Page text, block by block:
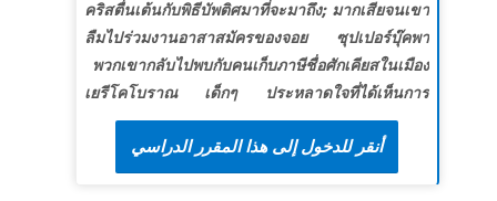
สุดยอดแห่งความจริง:พระเจ้าจะทรงสำแดงพระองค์
เองกับฉัน
สุดยอดพระวจนะ:พระเจ้าตรัสตอบโมเสสว่า “เรา
เป็นผู้ที่เราเป็น เจ้าจงบอกชาวอิสราเอลว่า ‘เราผู้เป็น
คริสตื่นเต้นกับพิธีบัพติศมาที่จะมาถึง; มากเสียจนเขา
ลืมไปร่วมงานอาสาสมัครของจอย ซุปเปอร์บุ๊คพา
พวกเขากลับไปพบกับคนเก็บภาษีชื่อศักเคียสในเมือง
เยรีโคโบราณ เด็กๆ ประหลาดใจที่ได้เห็นการ
เปลี่ยนแปลงของคนบาปอย่างศักเคียสเมื่อเขาได้พบ
กับพระเยซู จอยได้เห็นว่าพระเยซูเสด็จมาเพื่อเสาะ
หาและช่วยผู้หลงหาย--ซึ่งรวมถึงตัวเธอเองด้วย! จอย
أنقر للدخول إلى هذا المقرر الدراسي